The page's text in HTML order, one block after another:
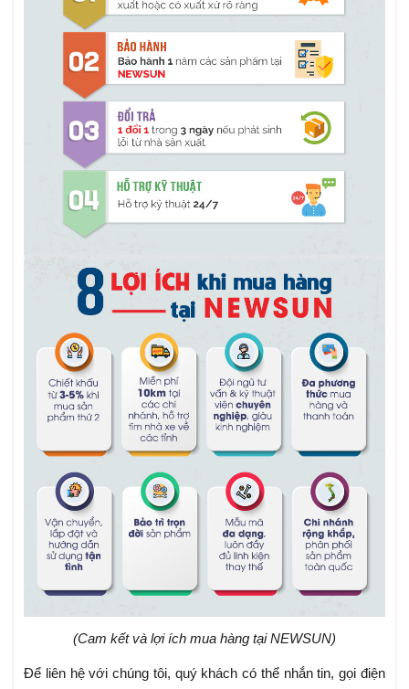
(Cam kết và lợi ích mua hàng tại NEWSUN)
Để liên hệ với chúng tôi, quý khách có thể nhắn tin, gọi điện